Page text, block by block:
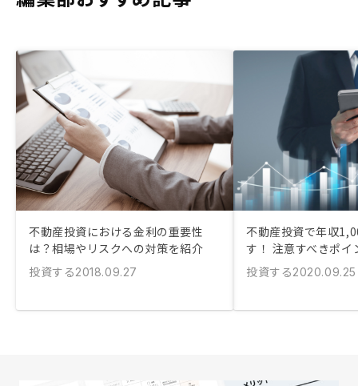
言われそう…)
不動産投資における金利の重要性
は？相場やリスクへの対策を紹介
投資する2018.09.27
不動産投資で年収
す！ 注意すべきポイ
投資する2020.09.25